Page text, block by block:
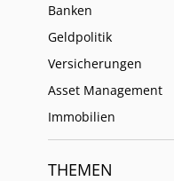
Banken
Geldpolitik
Versicherungen
Asset Management
Immobilien
THEMEN